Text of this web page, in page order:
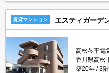
賃貸マンション エスティガーデ
高松琴平電
香川県高松
築20年
3